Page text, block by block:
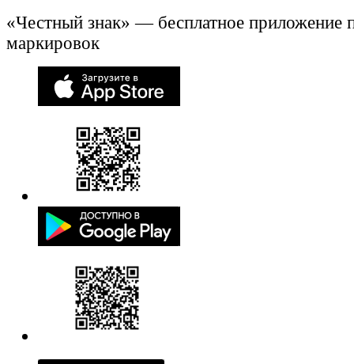
«Честный знак» — бесплатное приложение
маркировок